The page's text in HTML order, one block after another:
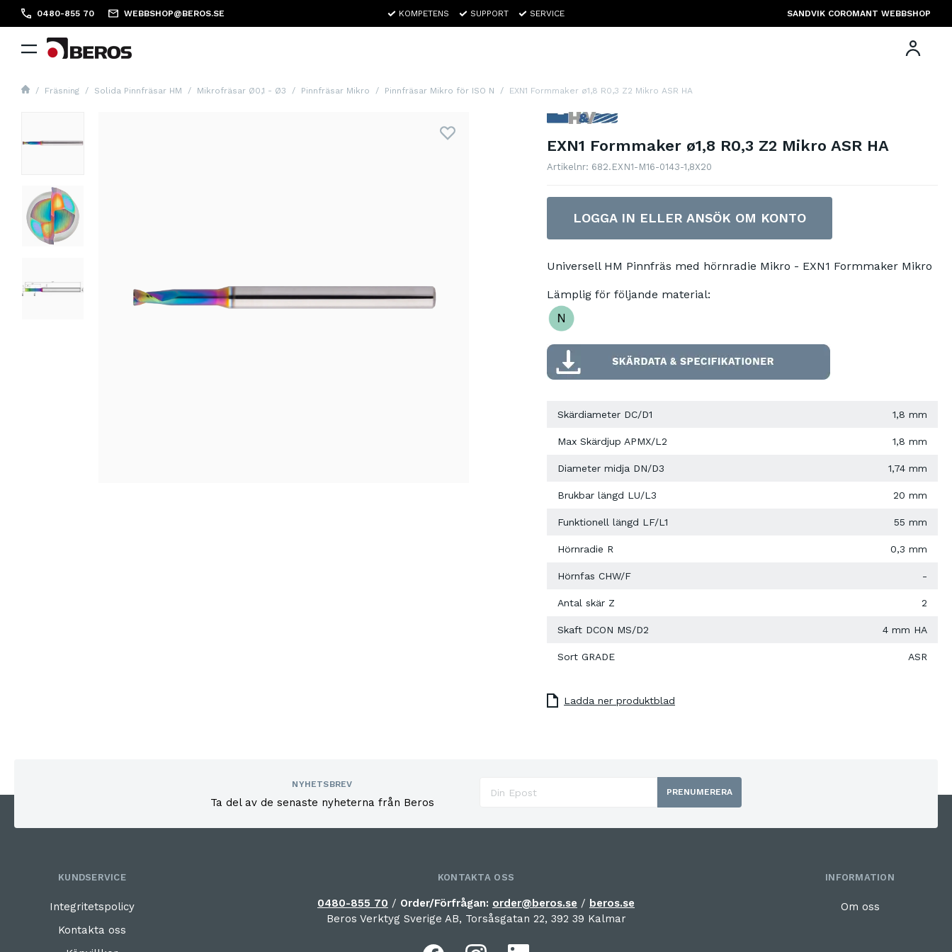
0480-855 70 WEBBSHOP@BEROS.SE SANDVIK COROMANT WEBBSHOP
KOMPETENS SUPPORT SERVICE
Fräsning Solida Pinnfräsar HM Mikrofräsar Ø0,1 - Ø3 Pinnfräsar Mikro Pinnfräsar Mikro för ISO N EXN1 Formmaker ø1,8 R0,3 Z2 Mikro ASR HA
EXN1 Formmaker ø1,8 R0,3 Z2 Mikro ASR HA
Artikelnr: 682.EXN1-M16-0143-1,8X20
LOGGA IN ELLER ANSÖK OM KONTO
Universell HM Pinnfräs med hörnradie Mikro - EXN1 Formmaker Mikro
Lämplig för följande material:
Skärdiameter DC/D1 1,8 mm
Max Skärdjup APMX/L2 1,8 mm
Diameter midja DN/D3 1,74 mm
Brukbar längd LU/L3 20 mm
Funktionell längd LF/L1 55 mm
Hörnradie R 0,3 mm
Hörnfas CHW/F -
Antal skär Z 2
Skaft DCON MS/D2 4 mm HA
Sort GRADE ASR
Ladda ner produktblad
NYHETSBREV
Ta del av de senaste nyheterna från Beros
PRENUMERERA
KUNDSERVICE
Integritetspolicy
Kontakta oss
INFORMATION
Om oss
KONTAKTA OSS
0480-855 70 / Order/Förfrågan: order@beros.se / beros.se
Beros Verktyg Sverige AB, Torsåsgatan 22, 392 39 Kalmar